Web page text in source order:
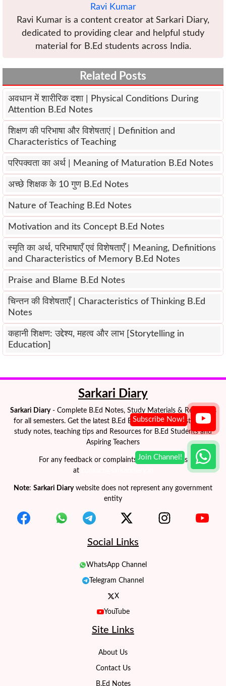
Ravi Kumar
Ravi Kumar is a content creator at Sarkari Diary,
dedicated to providing clear and helpful study
material for B.Ed students across India.
Related Posts
अवधान में शारीरिक दशा | Physical Conditions During
Attention B.Ed Notes
शिक्षण की परिभाषा और विशेषताएं | Definition and
Characteristics of Teaching
परिपक्वता का अर्थ | Meaning of Maturation B.Ed Notes
अच्छे शिक्षक के 10 गुण B.Ed Notes
Nature of Teaching B.Ed Notes
Motivation and its Concept B.Ed Notes
स्मृति का अर्थ, परिभाषाएँ एवं विशेषताएँ | Meaning, Definitions
and Characteristics of Memory B.Ed Notes
Praise and Blame B.Ed Notes
चिन्तन की विशेषताएँ | Characteristics of Thinking B.Ed
Notes
कहानी शिक्षण: उद्देश्य, महत्व और लाभ [Storytelling in
Education]
Sarkari Diary
Sarkari Diary- Complete B.Ed Notes, Study Materials & Resources
for all semesters. Get the latest B.Ed Exam Notes, semester-wise
study notes, teaching tips and Resources for B.Ed Students and
Aspiring Teachers
For any feedback or complaints please e-mail us
at
Note: Sarkari Diarywebsite does not represent any government
entity
Social Links
WhatsApp Channel
Telegram Channel
X
YouTube
Site Links
About Us
Contact Us
B.Ed Notes